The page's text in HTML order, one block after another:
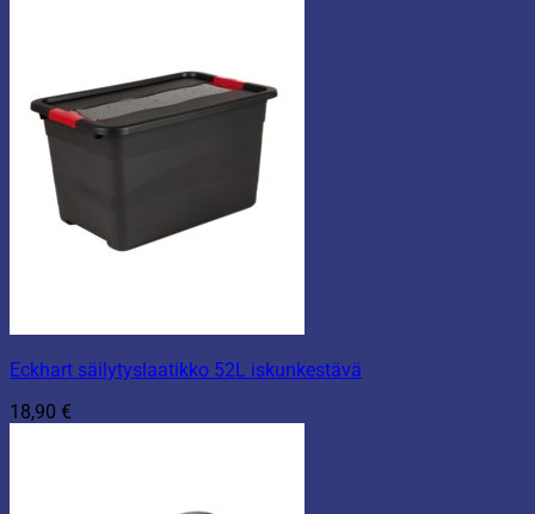
Eckhart säilytyslaatikko 52L iskunkestävä
18,90 €